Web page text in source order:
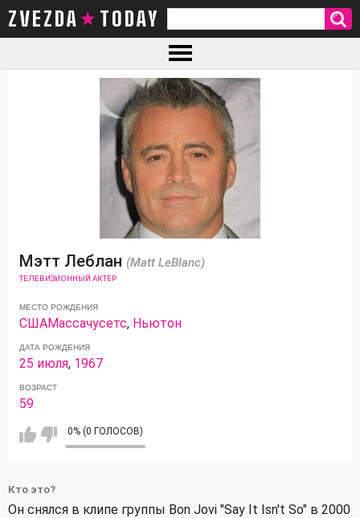
ZVEZDA TODAY
Мэтт Леблан (Matt LeBlanc)
ТЕЛЕВИЗИОННЫЙ АКТЕР
МЕСТО РОЖДЕНИЯ
СШАМассачусетс, Ньютон
ДАТА РОЖДЕНИЯ
25 июля, 1967
ВОЗРАСТ
59
0% (0 ГОЛОСОВ)
Кто это?
Он снялся в клипе группы Bon Jovi "Say It Isn't So" в 2000